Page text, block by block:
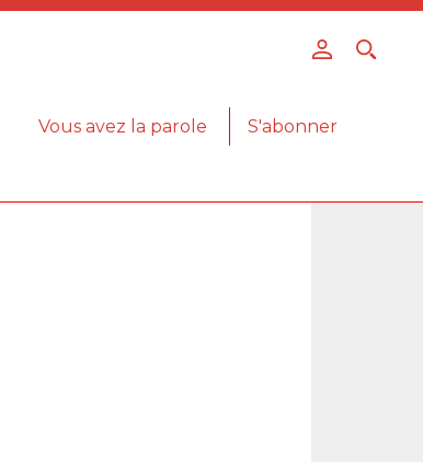
Vous avez la parole
S'abonner